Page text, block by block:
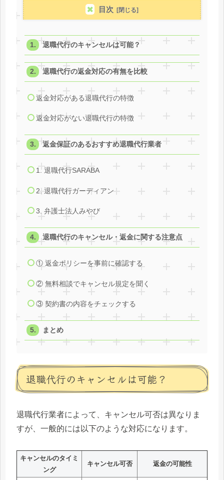
目次
退職代行のキャンセルは可能？
退職代行の返金対応の有無を比較
返金対応がある退職代行の特徴
返金対応がない退職代行の特徴
返金保証のあるおすすめ退職代行業者
1. 退職代行SARABA
2. 退職代行ガーディアン
3. 弁護士法人みやび
退職代行のキャンセル・返金に関する注意点
① 返金ポリシーを事前に確認する
② 無料相談でキャンセル規定を聞く
③ 契約書の内容をチェックする
まとめ
退職代行のキャンセルは可能？
退職代行業者によって、キャンセル可否は異なりま
すが、一般的には以下のような対応になります。
キャンセルのタイミ
ング
キャンセル可否 返金の可能性